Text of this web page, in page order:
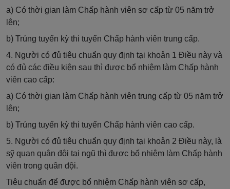
a) Có thời gian làm Chấp hành viên sơ cấp từ 05 năm trở
lên;
b) Trúng tuyển kỳ thi tuyển Chấp hành viên trung cấp.
4. Người có đủ tiêu chuẩn quy định tại khoản 1 Điều này và
có đủ các điều kiện sau thì được bổ nhiệm làm Chấp hành
viên cao cấp:
a) Có thời gian làm Chấp hành viên trung cấp từ 05 năm trở
lên;
b) Trúng tuyển kỳ thi tuyển Chấp hành viên cao cấp.
5. Người có đủ tiêu chuẩn quy định tại khoản 2 Điều này, là
sỹ quan quân đội tại ngũ thì được bổ nhiệm làm Chấp hành
viên trong quân đội.
Tiêu chuẩn để được bổ nhiệm Chấp hành viên sơ cấp,